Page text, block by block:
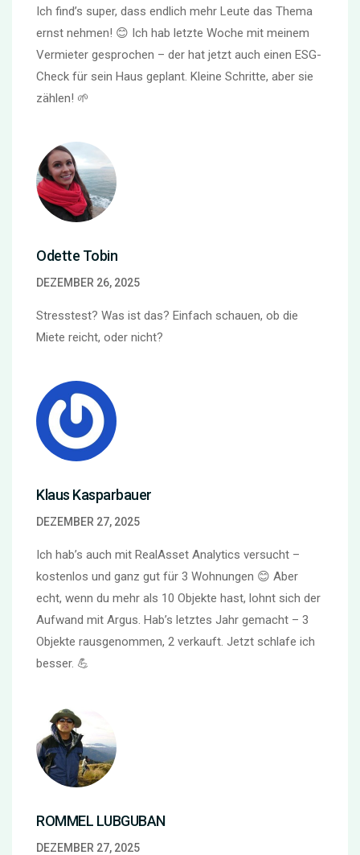
Ich find’s super, dass endlich mehr Leute das Thema
ernst nehmen! 😊 Ich hab letzte Woche mit meinem
Vermieter gesprochen – der hat jetzt auch einen ESG-
Check für sein Haus geplant. Kleine Schritte, aber sie
zählen! 🌱
Odette Tobin
DEZEMBER 26, 2025
Stresstest? Was ist das? Einfach schauen, ob die
Miete reicht, oder nicht?
Klaus Kasparbauer
DEZEMBER 27, 2025
Ich hab’s auch mit RealAsset Analytics versucht –
kostenlos und ganz gut für 3 Wohnungen 😊 Aber
echt, wenn du mehr als 10 Objekte hast, lohnt sich der
Aufwand mit Argus. Hab’s letztes Jahr gemacht – 3
Objekte rausgenommen, 2 verkauft. Jetzt schlafe ich
besser. 💪
ROMMEL LUBGUBAN
DEZEMBER 27, 2025